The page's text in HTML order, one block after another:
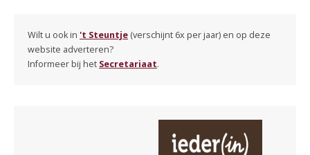
Wilt u ook in 't Steuntje (verschijnt 6x per jaar) en op deze
website adverteren?
Informeer bij het Secretariaat.